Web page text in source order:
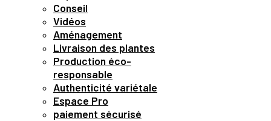
Conseil
Vidéos
Aménagement
Livraison des plantes
Production éco-
responsable
Authenticité variétale
Espace Pro
paiement sécurisé